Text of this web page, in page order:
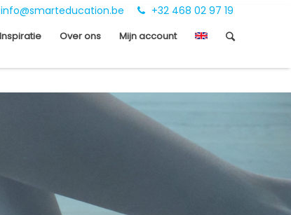
info@smarteducation.be +32 468 02 97 19
Inspiratie Over ons Mijn account